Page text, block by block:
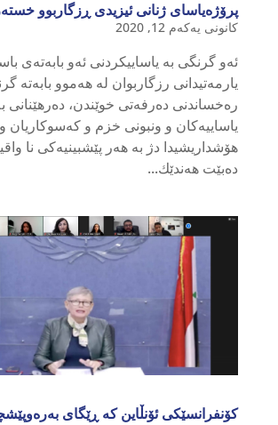
پرۆژەیاسای ژنانی ئیزیدی ڕزگاربوو
کانونی یەکەم 12, 2020
ئەو گرنگی بە یاساییكردنی ئەو بابەتەی
یارمەتیدانی رزگاربوان لە ھەموو بابەتە
رەخساندنی دەرفەتی خوێندن، دەرھێنانی
یاساییەكان و ونبونی خزم و كەسوكاریان
ھۆشداریشیدا دژ بە ھەر پێشبینیەكی نا
دەبێت ھەندێك...
کۆنفرانسێکی ئۆنڵاین کە ڕێگای